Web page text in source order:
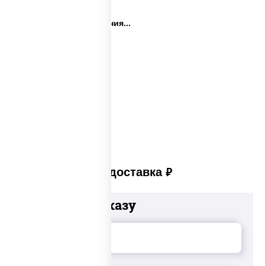
Закуски на день рождения...
Платная доставка руб
Добавьте к заказу